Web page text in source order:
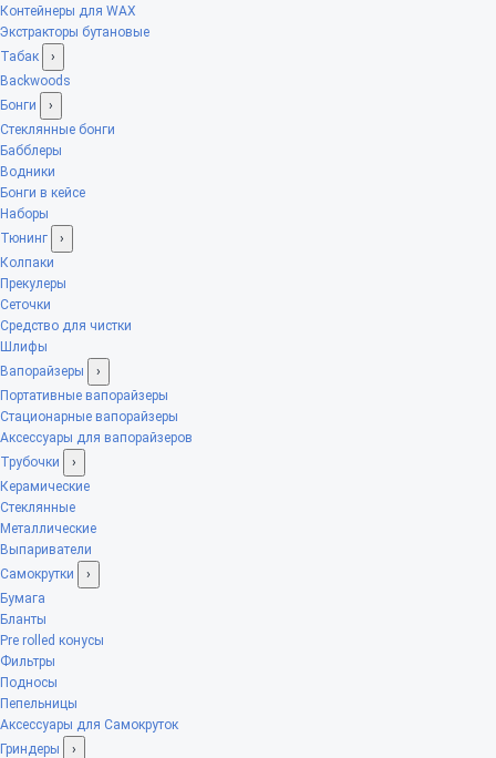
Контейнеры для WAX
Экстракторы бутановые
Табак
›
Backwoods
Бонги
›
Стеклянные бонги
Бабблеры
Водники
Бонги в кейсе
Наборы
Тюнинг
›
Колпаки
Прекулеры
Сеточки
Средство для чистки
Шлифы
Вапорайзеры
›
Портативные вапорайзеры
Стационарные вапорайзеры
Аксессуары для вапорайзеров
Трубочки
›
Керамические
Стеклянные
Металлические
Выпариватели
Самокрутки
›
Бумага
Бланты
Pre rolled конусы
Фильтры
Подносы
Пепельницы
Аксессуары для Самокруток
Гриндеры
›